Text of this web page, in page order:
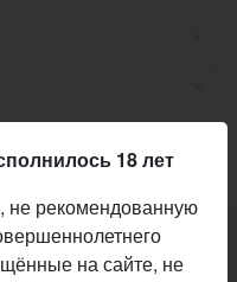
в каталоге?
18 лет
рекомендованную
на сайте, не